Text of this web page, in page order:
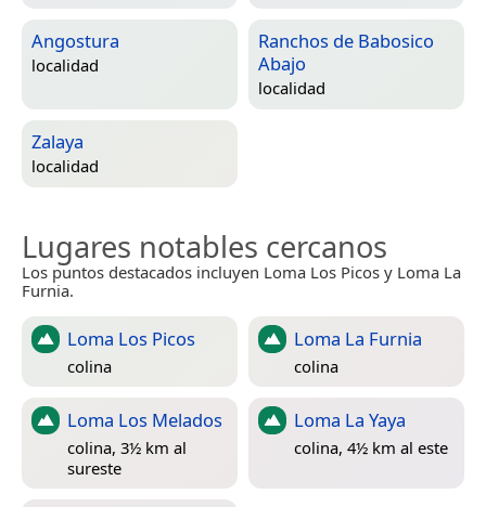
Angostura
localidad
Ranchos de Babosico
Abajo
localidad
Zalaya
localidad
Lugares notables cercanos
Los puntos destacados incluyen Loma Los Picos y Loma La
Furnia.
Loma Los Picos
colina
Loma La Furnia
colina
Loma Los Melados
colina, 3½ km al
sureste
Loma La Yaya
colina, 4½ km al este